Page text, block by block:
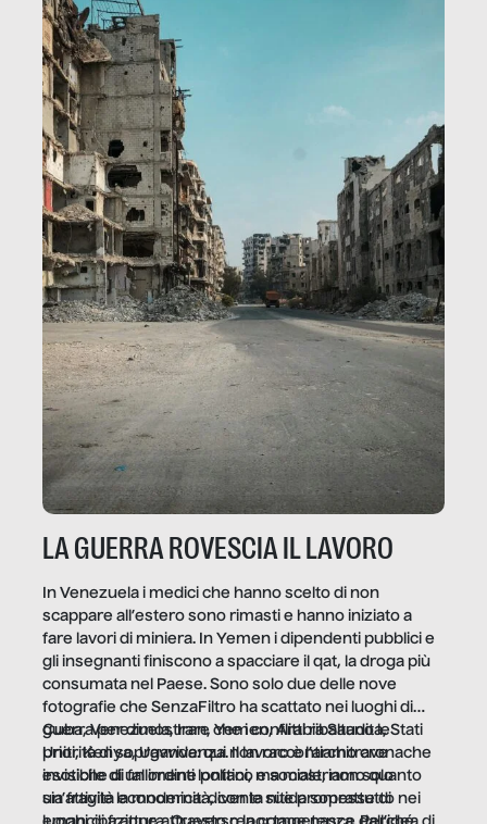
LA GUERRA ROVESCIA IL LAVORO
In Venezuela i medici che hanno scelto di non
scappare all’estero sono rimasti e hanno iniziato a
fare lavori di miniera. In Yemen i dipendenti pubblici e
gli insegnanti finiscono a spacciare il qat, la droga più
consumata nel Paese. Sono solo due delle nove
fotografie che SenzaFiltro ha scattato nei luoghi di
guerra per dimostrare che i conflitti ribaltano le
priorità di sopravvivenza. Il lavoro è l’architrave
invisibile di un ordine politico e sociale, non solo
un’attività economica: diventa nitida soprattutto nei
Cuba, Venezuela, Iran, Yemen, Arabia Saudita, Stati
Uniti, Kenya, Uganda: qui non raccontiamo cronache
esotiche di fallimenti lontani, ma mostriamo quanto
sia fragile la modernità, con le sue promesse di